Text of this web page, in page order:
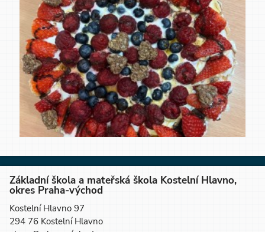
Základní škola a mateřská škola Kostelní Hlavno,
okres Praha-východ
Kostelní Hlavno 97
294 76 Kostelní Hlavno